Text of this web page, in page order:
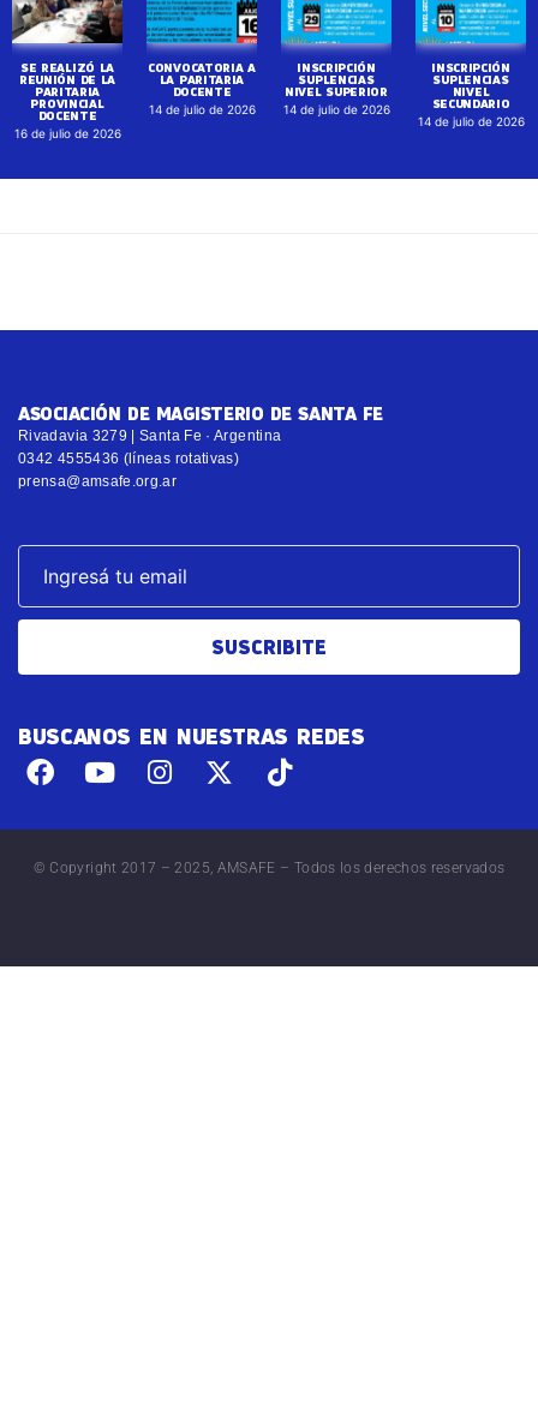
SE REALIZÓ LA
REUNIÓN DE LA
PARITARIA
PROVINCIAL
DOCENTE
16 de julio de 2026
CONVOCATORIA A
LA PARITARIA
DOCENTE
14 de julio de 2026
INSCRIPCIÓN
SUPLENCIAS
NIVEL SUPERIOR
14 de julio de 2026
INSCRIPCIÓN
SUPLENCIAS
NIVEL
SECUNDARIO
14 de julio de 2026
ASOCIACIÓN DE MAGISTERIO DE SANTA FE
Rivadavia 3279 | Santa Fe · Argentina
0342 4555436 (líneas rotativas)
prensa@amsafe.org.ar
SUSCRIBITE
BUSCANOS EN NUESTRAS REDES
© Copyright 2017 – 2025, AMSAFE – Todos los derechos reservados